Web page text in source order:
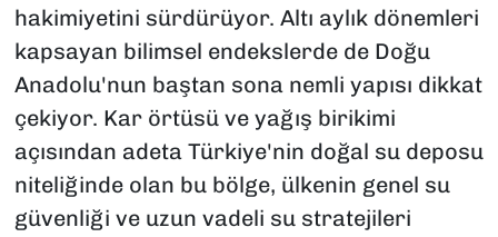
hakimiyetini sürdürüyor. Altı aylık dönemleri
kapsayan bilimsel endekslerde de Doğu
Anadolu'nun baştan sona nemli yapısı dikkat
çekiyor. Kar örtüsü ve yağış birikimi
açısından adeta Türkiye'nin doğal su deposu
niteliğinde olan bu bölge, ülkenin genel su
güvenliği ve uzun vadeli su stratejileri